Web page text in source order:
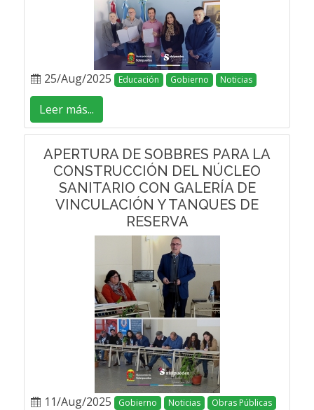
25/Aug/2025 Educación Gobierno Noticias
Leer más...
APERTURA DE SOBBRES PARA LA
CONSTRUCCIÓN DEL NÚCLEO
SANITARIO CON GALERÍA DE
VINCULACIÓN Y TANQUES DE
RESERVA
11/Aug/2025 Gobierno Noticias
Obras Públicas